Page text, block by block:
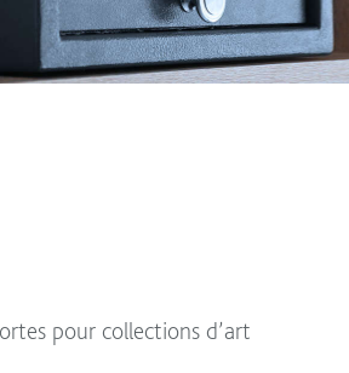
pour collections d’art